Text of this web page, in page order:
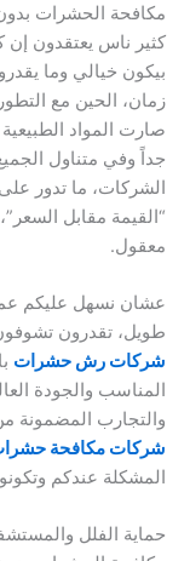
مكافحة الحشرات
كثير ناس يعتقدون إن
بيكون خيالي وما
زمان، الحين مع
صارت المواد
جداً وفي متناول
الشركات، ما تدور
“القيمة مقابل
معقول.
عشان نسهل عليكم
طويل، تقدرون
شركات رش حشرات
المناسب والجودة
والتجارب المضمونة
شركات مكافحة
المشكلة عندكم
حماية الفلل